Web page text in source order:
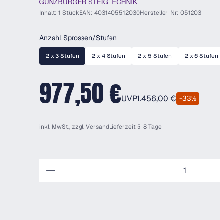
Inhalt: 1 StückEAN: 4031405512030Hersteller-Nr: 051203
Anzahl Sprossen/Stufen
2 x 3 Stufen 2 x 4 Stufen 2 x 5 Stufen 2 x 6 Stufen
977,50 €UVP1.456,00 € -33%
inkl. MwSt., zzgl.VersandLieferzeit 5-8 Tage